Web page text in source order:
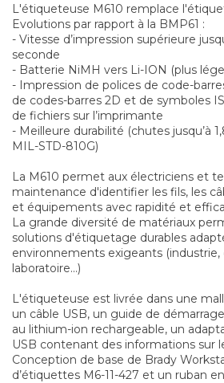
L'étiqueteuse M610 remplace
Evolutions par rapport à la BMP61 :
- Vitesse d’impression supérieure
seconde
- Batterie NiMH vers Li-ION (plus
- Impression de polices de code-
de codes-barres 2D et de symboles
de fichiers sur l’imprimante
- Meilleure durabilité (chutes jusqu’à
MIL-STD-810G)
La M610 permet aux électriciens et
maintenance d'identifier les fils, les
et équipements avec rapidité et
La grande diversité de matériaux
solutions d'étiquetage durables
environnements exigeants (industrie,
laboratoire...)
L'étiqueteuse est livrée dans une
un câble USB, un guide de
au lithium-ion rechargeable, un
USB contenant des informations sur
Conception de base de Brady
d’étiquettes M6-11-427 et un ruban